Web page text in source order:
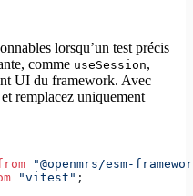
lorsqu’un test précis
comme useSession,
UI du framework. Avec
remplacez uniquement
"@openmrs/esm-
"vitest" ;